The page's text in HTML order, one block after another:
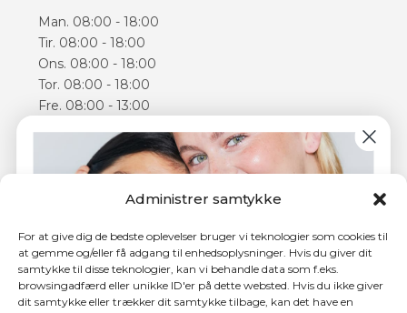
Administrer samtykke
For at give dig de bedste oplevelser bruger vi teknologier som cookies til
at gemme og/eller få adgang til enhedsoplysninger. Hvis du giver dit
samtykke til disse teknologier, kan vi behandle data som f.eks.
browsingadfærd eller unikke ID'er på dette websted. Hvis du ikke giver
dit samtykke eller trækker dit samtykke tilbage, kan det have en
Man. 08:00 - 18:00
Tir. 08:00 - 18:00
Ons. 08:00 - 18:00
Tor. 08:00 - 18:00
Fre. 08:00 - 13:00
Åbningstiderne kan varierer
Følg os
Facebook
Instagram